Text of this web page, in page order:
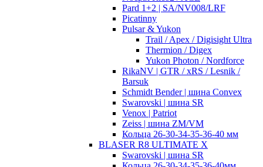
Pard 1+2 | SA/NV008/LRF
Picatinny
Pulsar & Yukon
Trail / Apex / Digisight Ultra
Thermion / Digex
Yukon Photon / Nordforce
RikaNV | GTR / xRS / Lesnik /
Barsuk
Schmidt Bender | шина Convex
Swarovski | шина SR
Venox | Patriot
Zeiss | шина ZM/VM
Кольца 26-30-34-35-36-40 мм
BLASER R8 ULTIMATE X
Swarovski | шина SR